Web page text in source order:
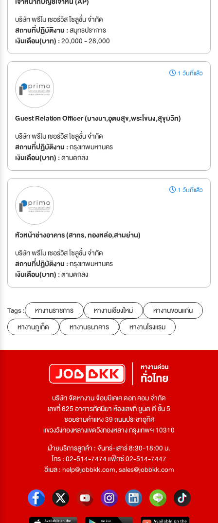
บริษัท พรีโม เซอร์วิส โซลูชั่น จำกัด
สถานที่ปฏิบัติงาน :สมุทรปราการ
เงินเดือน(บาท) :20,000 - 28,000
1 วันที่แล้ว
Guest Relation Officer (บางนา,อุดมสุข,พระโขนง,สุขุมวิท)
บริษัท พรีโม เซอร์วิส โซลูชั่น จำกัด
สถานที่ปฏิบัติงาน :กรุงเทพมหานคร
เงินเดือน(บาท) :ตามตกลง
1 วันที่แล้ว
หัวหน้าช่างอาคาร (สาทร, ทองหล่อ,สามย่าน)
บริษัท พรีโม เซอร์วิส โซลูชั่น จำกัด
สถานที่ปฏิบัติงาน :กรุงเทพมหานคร
เงินเดือน(บาท) :ตามตกลง
Tags : หางานราชการ หางานเชียงใหม่
หางานขอนแก่น
หางานภูเก็ต
หางานธนาคาร หางานโรงแรม
บริษัท จัดหางาน จ๊อบบีเคเค ดอท คอม จำกัด
เลขที่ 625 อาคารทัศนียา ห้องเลขที่ ยูนิต ดี ชั้น 5
ซอยรามคำแหง 39 ถนนประชาอุทิศ
แขวงวังทองหลางเขตวังทองหลาง กรุงเทพฯ 10310
ฝ่ายบริการลูกค้า : จันทร์-เสาร์ 8:30-18:00 น.
โทร : 02-514-7474 แฟ็กซ์ 02-514-7447
อีเมล :help@jobbkk.com,sales@jobbkk.com